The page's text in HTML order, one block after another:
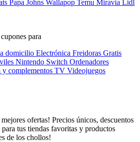
Papa Johns Wallapop Temu Miravia Lidl
para
domicilio Electrónica Freidoras Gratis
Nintendo Switch Ordenadores
y complementos TV Videojuegos
ofertas! Precios únicos, descuentos
tus tiendas favoritas y productos
de los chollos!